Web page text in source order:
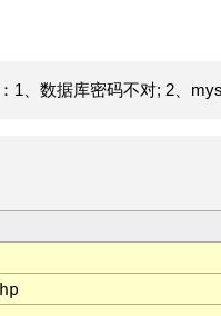
1、数据库密码不对; 2、